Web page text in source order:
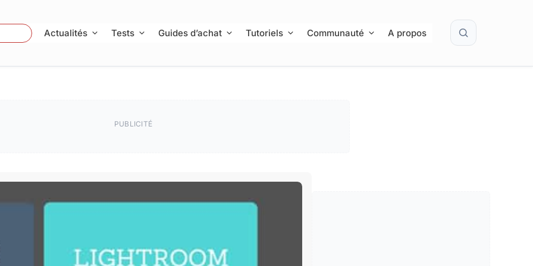
Actualités Tests Guides d’achat Tutoriels Communauté A propos Rechercher
PUBLICITÉ